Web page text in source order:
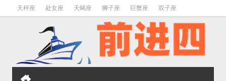
天秤座 处女座 天蝎座 狮子座 巨蟹座 双子座